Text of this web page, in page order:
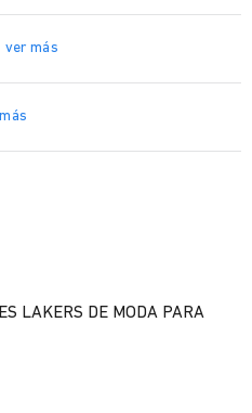
ver más
LAKERS DE MODA PARA